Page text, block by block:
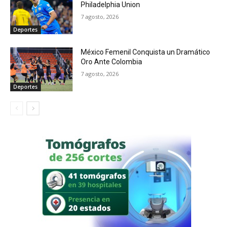
Deportes
Philadelphia Union
7 agosto, 2026
Deportes
México Femenil Conquista un Dramático
Oro Ante Colombia
7 agosto, 2026